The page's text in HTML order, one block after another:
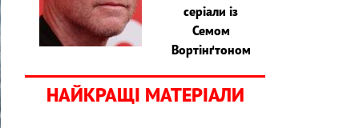
серіали із
Семом
Вортінґтоном
НАЙКРАЩІ МАТЕРІАЛИ